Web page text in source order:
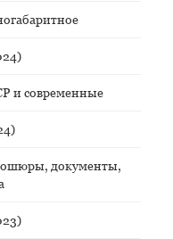
и современные
документы,